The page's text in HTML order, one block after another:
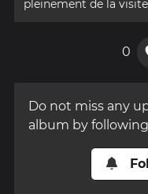
pleinement de la visite
0
Do not miss any
album by